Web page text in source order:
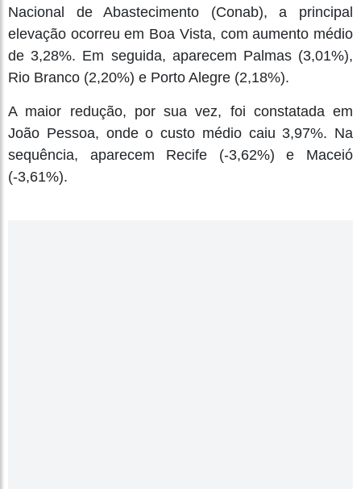
Nacional de Abastecimento (Conab), a principal
elevação ocorreu em Boa Vista, com aumento médio
de 3,28%. Em seguida, aparecem Palmas (3,01%),
Rio Branco (2,20%) e Porto Alegre (2,18%).
A maior redução, por sua vez, foi constatada em
João Pessoa, onde o custo médio caiu 3,97%. Na
sequência, aparecem Recife (-3,62%) e Maceió
(-3,61%).